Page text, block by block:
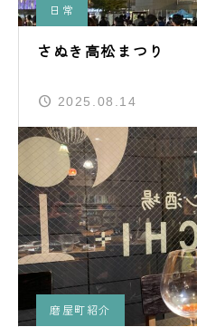
日常
さぬき高松まつり
2025.08.14
磨屋町紹介